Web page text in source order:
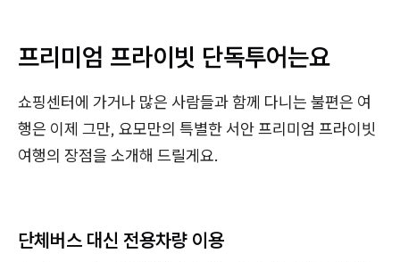
프리미엄 프라이빗 단독투어는요
쇼핑센터에 가거나 많은 사람들과 함께 다니는 불편은 여
행은 이제 그만, 요모만의 특별한 서안 프리미엄 프라이빗
여행의 장점을 소개해 드릴게요.
단체버스 대신 전용차량 이용